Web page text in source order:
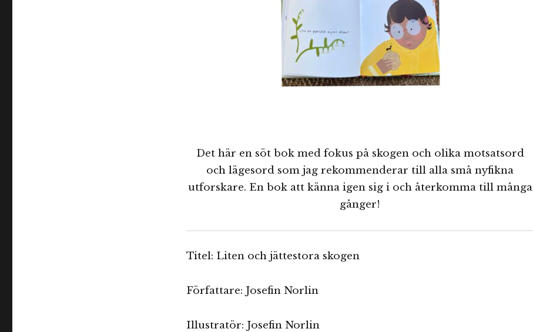
Det här en söt bok med fokus på skogen och olika motsatsord
och lägesord som jag rekommenderar till alla små nyfikna
utforskare. En bok att känna igen sig i och återkomma till många
gånger!
Titel: Liten och jättestora skogen
Författare: Josefin Norlin
Illustratör: Josefin Norlin